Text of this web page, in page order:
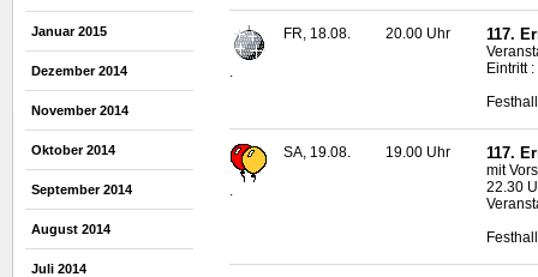
Januar 2015
Dezember 2014
November 2014
Oktober 2014
September 2014
August 2014
Juli 2014
.
FR, 18.08. 20.00 Uhr 117.
Eintritt
SA, 19.08. 19.00 Uhr 117.
mit
22.30